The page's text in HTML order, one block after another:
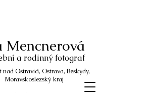
a rodinný fotograf
Mencnerová
nad Ostravicí, Ostrava, Beskydy,
Moravskoslezský kraj